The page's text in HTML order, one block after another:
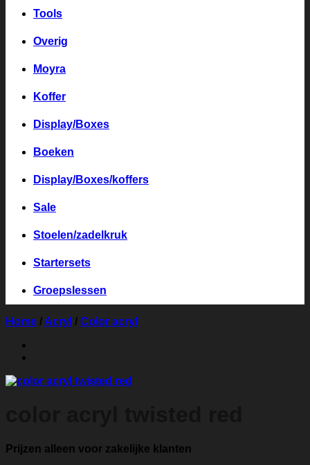
Tools
Overig
Moyra
Koffer
Display/Boxes
Boeken
Display/Boxes/koffers
Sale
Stoelen/zadelkruk
Startersets
Groepslessen
Home / Acryl / Color acryl
Prijzen alleen voor zakelijke klanten